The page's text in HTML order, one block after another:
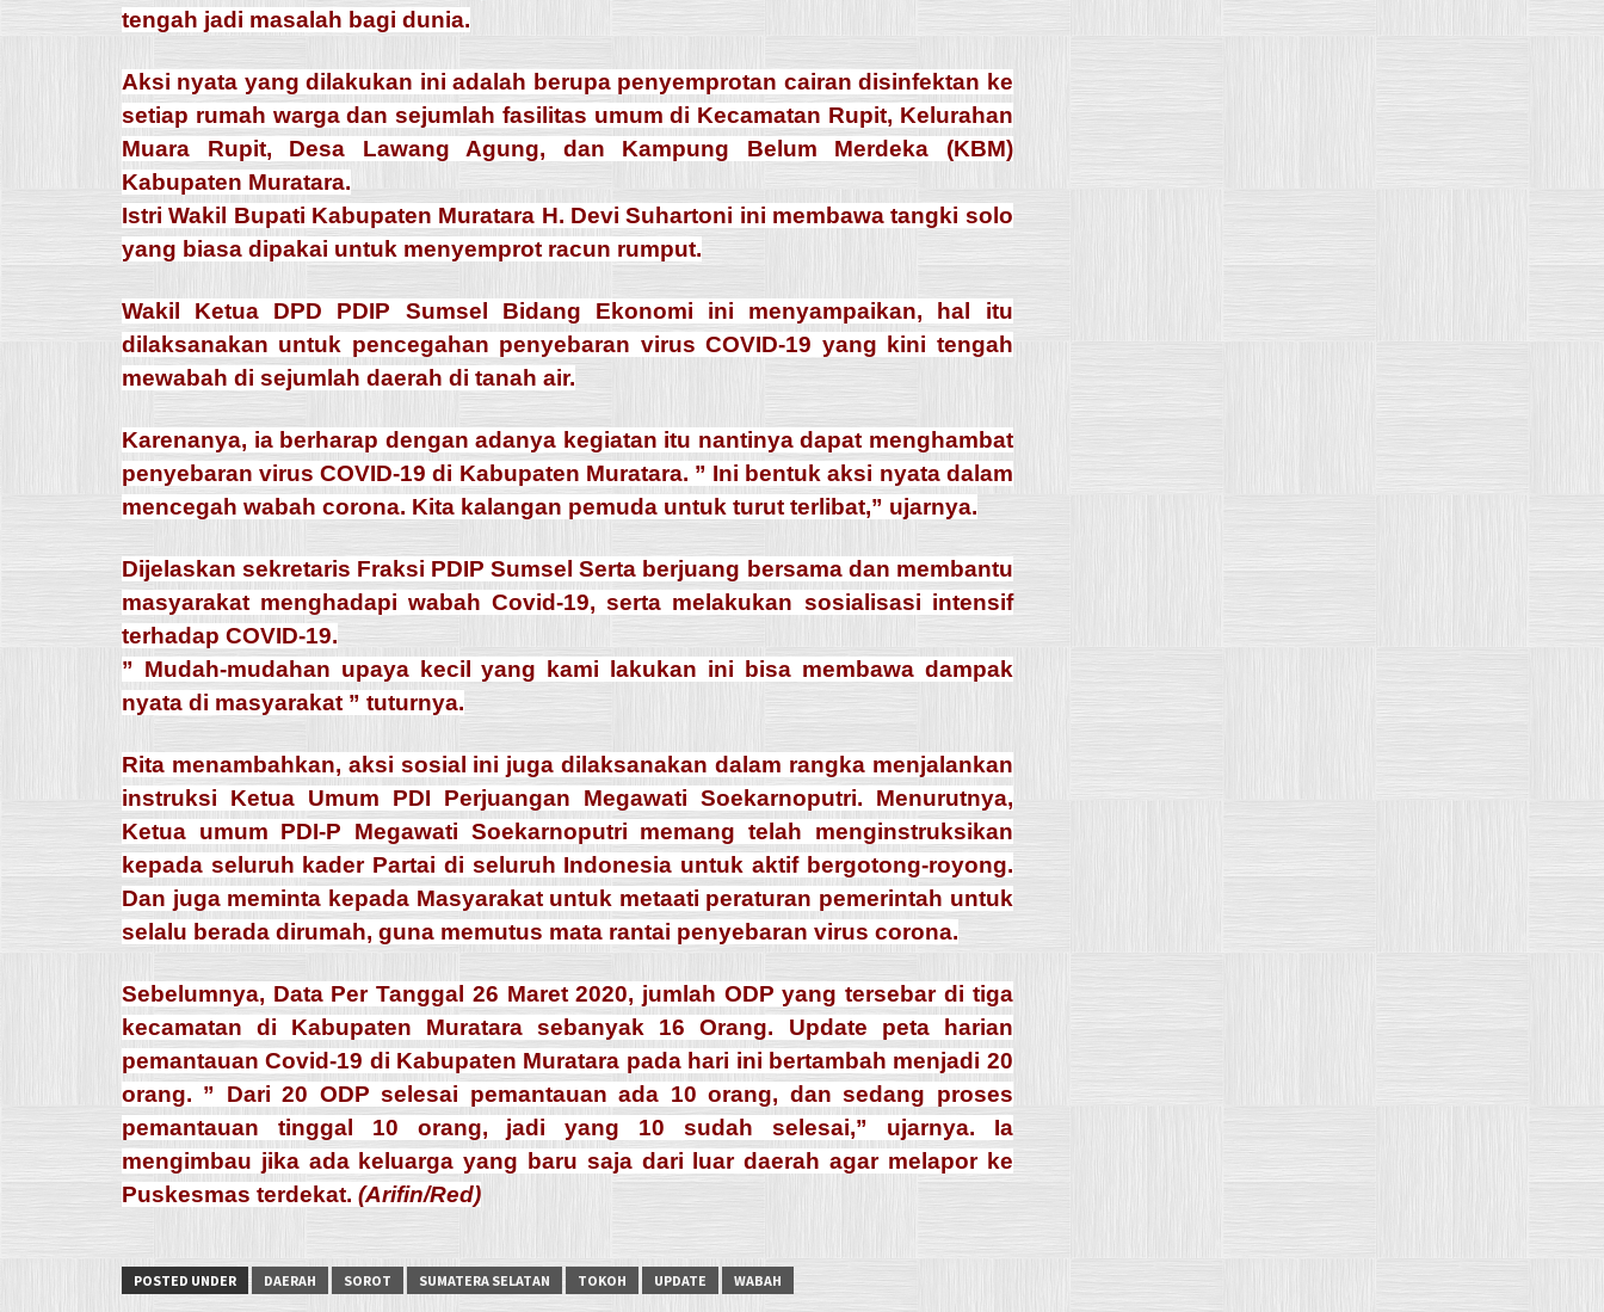
tengah jadi masalah bagi dunia.
Aksi nyata yang dilakukan ini adalah berupa penyemprotan cairan disinfektan ke
setiap rumah warga dan sejumlah fasilitas umum di Kecamatan Rupit, Kelurahan
Muara Rupit, Desa Lawang Agung, dan Kampung Belum Merdeka (KBM)
Kabupaten Muratara.
Istri Wakil Bupati Kabupaten Muratara H. Devi Suhartoni ini membawa tangki solo
yang biasa dipakai untuk menyemprot racun rumput.
Wakil Ketua DPD PDIP Sumsel Bidang Ekonomi ini menyampaikan, hal itu
dilaksanakan untuk pencegahan penyebaran virus COVID-19 yang kini tengah
mewabah di sejumlah daerah di tanah air.
Karenanya, ia berharap dengan adanya kegiatan itu nantinya dapat menghambat
penyebaran virus COVID-19 di Kabupaten Muratara. ” Ini bentuk aksi nyata dalam
mencegah wabah corona. Kita kalangan pemuda untuk turut terlibat,” ujarnya.
Dijelaskan sekretaris Fraksi PDIP Sumsel Serta berjuang bersama dan membantu
masyarakat menghadapi wabah Covid-19, serta melakukan sosialisasi intensif
terhadap COVID-19.
” Mudah-mudahan upaya kecil yang kami lakukan ini bisa membawa dampak
nyata di masyarakat ” tuturnya.
Rita menambahkan, aksi sosial ini juga dilaksanakan dalam rangka menjalankan
instruksi Ketua Umum PDI Perjuangan Megawati Soekarnoputri. Menurutnya,
Ketua umum PDI-P Megawati Soekarnoputri memang telah menginstruksikan
kepada seluruh kader Partai di seluruh Indonesia untuk aktif bergotong-royong.
Dan juga meminta kepada Masyarakat untuk metaati peraturan pemerintah untuk
selalu berada dirumah, guna memutus mata rantai penyebaran virus corona.
Sebelumnya, Data Per Tanggal 26 Maret 2020, jumlah ODP yang tersebar di tiga
kecamatan di Kabupaten Muratara sebanyak 16 Orang. Update peta harian
pemantauan Covid-19 di Kabupaten Muratara pada hari ini bertambah menjadi 20
orang. ” Dari 20 ODP selesai pemantauan ada 10 orang, dan sedang proses
pemantauan tinggal 10 orang, jadi yang 10 sudah selesai,” ujarnya. Ia
mengimbau jika ada keluarga yang baru saja dari luar daerah agar melapor ke
Puskesmas terdekat. (Arifin/Red)
POSTED UNDER DAERAH SOROT SUMATERA SELATAN TOKOH UPDATE WABAH